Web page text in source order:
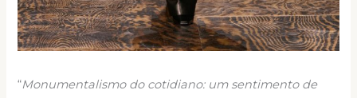
“Monumentalismo do cotidiano: um sentimento de